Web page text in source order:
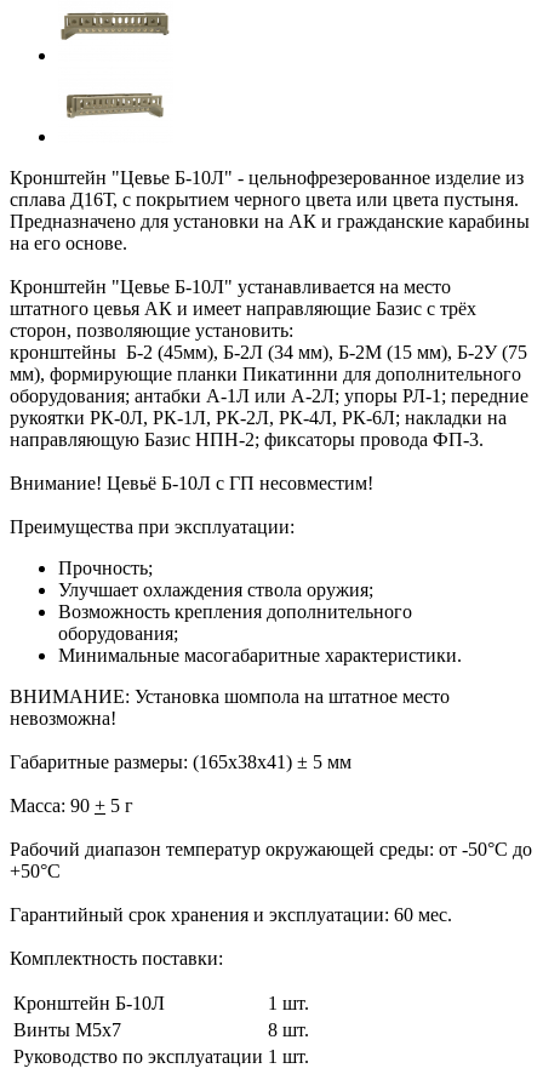
Кронштейн "Цевье Б-10Л" - цельнофрезерованное изделие из
сплава Д16Т, с покрытием черного цвета или цвета пустыня.
Предназначено для установки на АК и гражданские карабины
на его основе.
Кронштейн "Цевье Б-10Л" устанавливается на место
штатного цевья АК и имеет направляющие Базис с трёх
сторон, позволяющие установить:
кронштейны Б-2 (45мм), Б-2Л (34 мм), Б-2М (15 мм), Б-2У (75
мм), формирующие планки Пикатинни для дополнительного
оборудования; антабки А-1Л или А-2Л; упоры РЛ-1; передние
рукоятки РК-0Л, РК-1Л, РК-2Л, РК-4Л, РК-6Л; накладки на
направляющую Базис НПН-2; фиксаторы провода ФП-3.
Внимание! Цевьё Б-10Л с ГП несовместим!
Преимущества при эксплуатации:
Прочность;
Улучшает охлаждения ствола оружия;
Возможность крепления дополнительного
оборудования;
Минимальные масогабаритные характеристики.
ВНИМАНИЕ: Установка шомпола на штатное место
невозможна!
Габаритные размеры: (165х38х41) ± 5 мм
Масса: 90 + 5 г
Рабочий диапазон температур окружающей среды: от -50°С до
+50°С
Гарантийный срок хранения и эксплуатации: 60 мес.
Комплектность поставки:
Кронштейн Б-10Л
1 шт.
Винты М5х7
8 шт.
Руководство по эксплуатации 1 шт.